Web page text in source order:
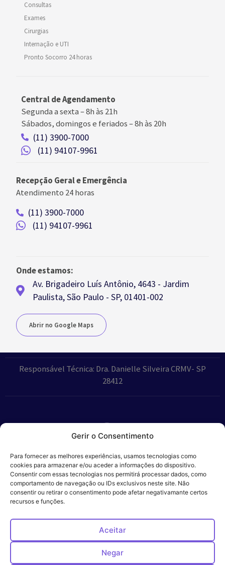
Gerir o Consentimento
Para fornecer as melhores experiências, usamos tecnologias como
cookies para armazenar e/ou aceder a informações do dispositivo.
Consentir com essas tecnologias nos permitirá processar dados, como
comportamento de navegação ou IDs exclusivos neste site. Não
consentir ou retirar o consentimento pode afetar negativamante certos
recursos e funções.
Aceitar
Negar
Consultas
Exames
Cirurgias
Internação e UTI
Pronto Socorro 24 horas
Central de Agendamento
Segunda a sexta –8h às 21h
Sábados, domingos e feriados–8h às 20h
(11) 3900-7000
(11) 94107-9961
Recepção Geral e Emergência
Atendimento 24 horas
(11) 3900-7000
(11) 94107-9961
Onde estamos:
Av. Brigadeiro Luís Antônio, 4643 - Jardim
Paulista, São Paulo - SP, 01401-002
Abrir no Google Maps
Responsável Técnica: Dra. Danielle Silveira CRMV- SP
28412
Parceiros:
Veros – Hospital
Ética